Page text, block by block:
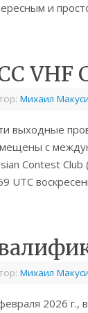
и
VHF
Михаил Макуси
выходные
с
Contest
UTC
Михаил Макуси
2026 г.,